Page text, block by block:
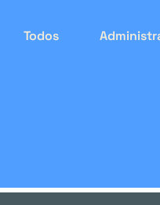
Todos